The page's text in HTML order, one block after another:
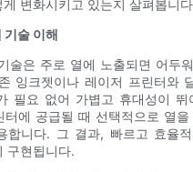
변화시키고 있는지 살펴봅니
기술 이해
술은 주로 열에 노출되면 어두
잉크젯이나 레이저 프린터와
필요 없어 가볍고 휴대성이 뛰
터에 공급될 때 선택적으로 열을
합니다. 그 결과, 빠르고 효율
구현됩니다.